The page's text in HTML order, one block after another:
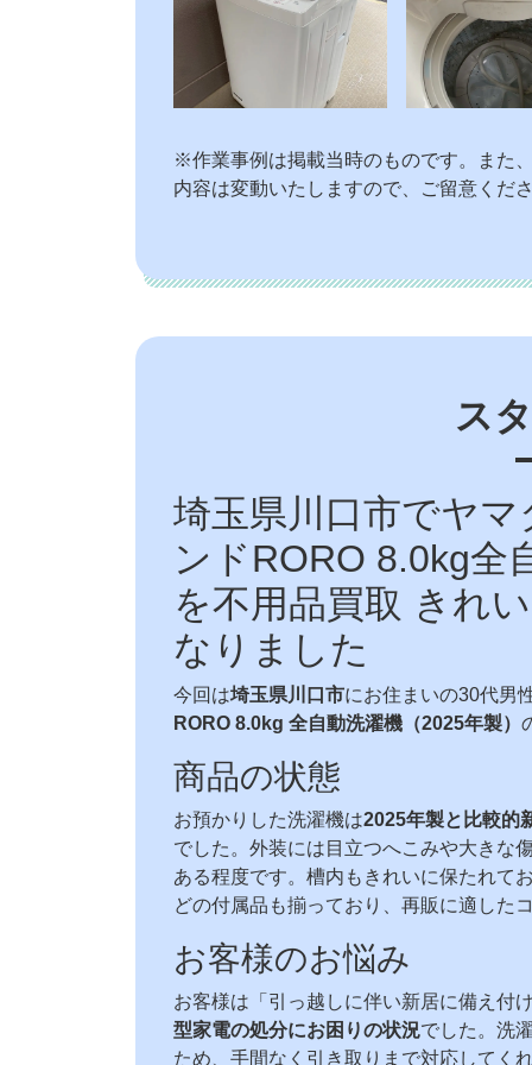
※作業事例は掲載当時のものです。また
内容は変動いたしますので、ご留意くだ
ス
埼玉県川口市でヤ
ンドRORO 8.0kg全
を不用品買取 きれ
なりました
今回は埼玉県川口市にお住まいの30代男
RORO 8.0kg 全自動洗濯機（2025年製）
商品の状態
お預かりした洗濯機は2025年製と比較的
でした。外装には目立つへこみや大きな
ある程度です。槽内もきれいに保たれて
どの付属品も揃っており、再販に適した
お客様のお悩み
お客様は「引っ越しに伴い新居に備え付
型家電の処分にお困りの状況でした。洗
ため、手間なく引き取りまで対応してく